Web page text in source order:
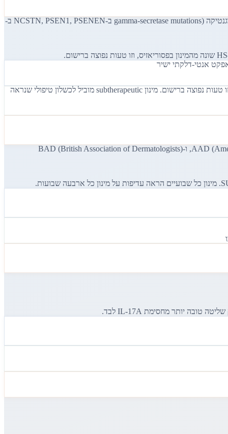
גורמי סיכון: השמנה (BMI מעל 30 מכפיל סיכון ל-HS ומחמיר מחלה קיימת), עישון (מפעיל nicotinic acetylcholine receptors בזקיקים ומחמיר דלקת), וגנטיקה (gamma-secretase mutations ב-NCSTN, PSEN1, PSENEN ב-
המינון ב-HS שונה מפסוריאזיס: loading dose של 160 מיליגרם ביום 0, 80 מיליגרם ביום 15, ואז 40 מיליגרם שבועי (ולא כל שבועיים כמו בפסוריאזיס). זו טעות נפוצה ברישום. מינון subtherapeutic מוביל לכשלון טיפולי שנראה